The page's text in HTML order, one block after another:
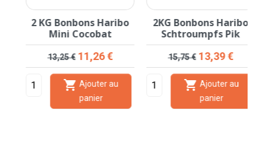
2 KG Bonbons Haribo
Mini Cocobat
Prix de base
13,25 €Prix
11,26 €
Ajouter au
panier
2KG Bonbons Haribo
Schtroumpfs Pik
Prix de base
15,75 €Prix
13,39 €
Ajouter au
panier